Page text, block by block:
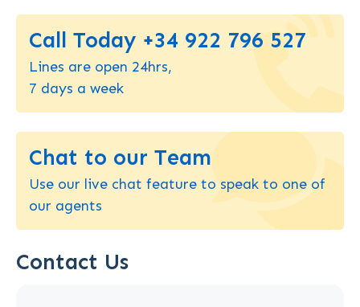
Call Today +34 922 796 527
Lines are open 24hrs,
7 days a week
Chat to our Team
Use our live chat feature to speak to one of
our agents
Contact Us